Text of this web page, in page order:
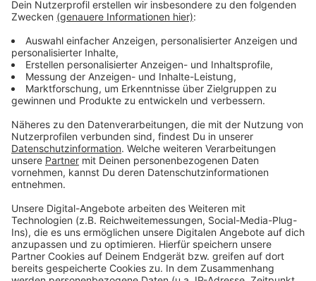
Wir benötigen Ihre
Zustimmung, um den YouTube
Video-Service zu laden!
Wir verwenden einen Service eines
Drittanbieters, um Videoinhalte
einzubetten. Dieser Service kann
sammeln. Bitte lesen Sie die
Details durch und stimmen Sie der
Nutzung des Service zu, um dieses
Mehr Informationen
Akzeptieren
powered byUsercentrics Consent
Fünf für Joy Denalane
Anzeige